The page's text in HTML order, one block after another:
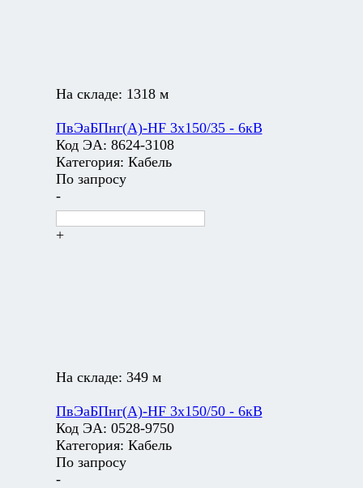
На складе: 1318 м
ПвЭаБПнг(А)-HF 3х150/35 - 6кВ
Код ЭА: 8624-3108
Категория: Кабель
По запросу
-
+
На складе: 349 м
ПвЭаБПнг(А)-HF 3х150/50 - 6кВ
Код ЭА: 0528-9750
Категория: Кабель
По запросу
-